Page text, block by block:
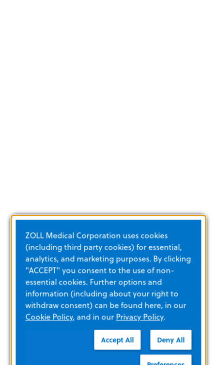
ZOLL Medical Corporation uses cookies
(including third party cookies) for essential,
analytics, and marketing purposes. By clicking
"ACCEPT" you consent to the use of non-
essential cookies. Further options and
information (including about your right to
withdraw consent) can be found here, in our
Cookie Policy, and in ourPrivacy Policy.
Accept All Deny All